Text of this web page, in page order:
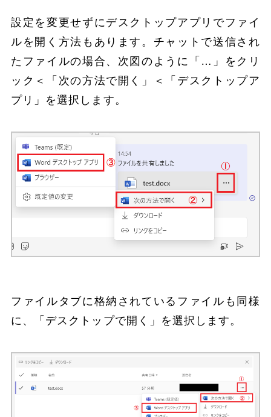
設定を変更せずにデスクトップアプリでファイ
ルを開く方法もあります。チャットで送信され
たファイルの場合、次図のように「…」をクリ
ック＜「次の方法で開く」＜「デスクトップア
プリ」を選択します。
ファイルタブに格納されているファイルも同様
に、「デスクトップで開く」を選択します。